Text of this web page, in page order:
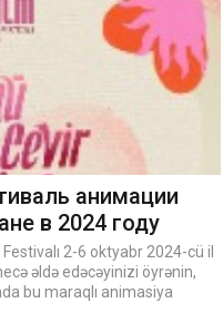
анимации
в 2024 году
2-6 oktyabr 2024-cü il
əldə edəcəyinizi öyrənin,
bu maraqlı animasiya